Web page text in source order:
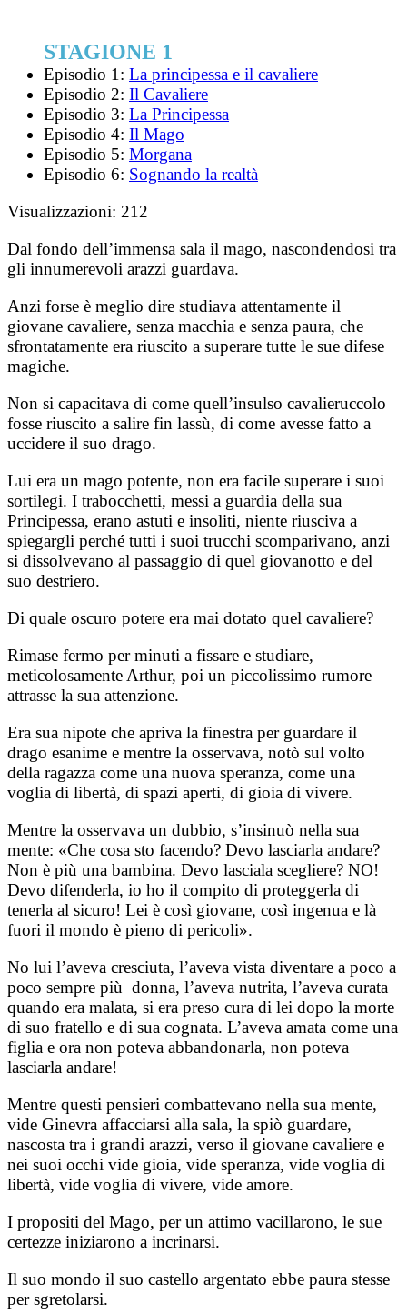
STAGIONE 1
Episodio 1: La principessa e il cavaliere
Episodio 2: Il Cavaliere
Episodio 3: La Principessa
Episodio 4: Il Mago
Episodio 5: Morgana
Episodio 6: Sognando la realtà
Visualizzazioni: 212
Dal fondo dell’immensa sala il mago, nascondendosi tra
gli innumerevoli arazzi guardava.
Anzi forse è meglio dire studiava attentamente il
giovane cavaliere, senza macchia e senza paura, che
sfrontatamente era riuscito a superare tutte le sue difese
magiche.
Non si capacitava di come quell’insulso cavalieruccolo
fosse riuscito a salire fin lassù, di come avesse fatto a
uccidere il suo drago.
Lui era un mago potente, non era facile superare i suoi
sortilegi. I trabocchetti, messi a guardia della sua
Principessa, erano astuti e insoliti, niente riusciva a
spiegargli perché tutti i suoi trucchi scomparivano, anzi
si dissolvevano al passaggio di quel giovanotto e del
suo destriero.
Di quale oscuro potere era mai dotato quel cavaliere?
Rimase fermo per minuti a fissare e studiare,
meticolosamente Arthur, poi un piccolissimo rumore
attrasse la sua attenzione.
Era sua nipote che apriva la finestra per guardare il
drago esanime e mentre la osservava, notò sul volto
della ragazza come una nuova speranza, come una
voglia di libertà, di spazi aperti, di gioia di vivere.
Mentre la osservava un dubbio, s’insinuò nella sua
mente: «Che cosa sto facendo? Devo lasciarla andare?
Non è più una bambina. Devo lasciala scegliere? NO!
Devo difenderla, io ho il compito di proteggerla di
tenerla al sicuro! Lei è così giovane, così ingenua e là
fuori il mondo è pieno di pericoli».
No lui l’aveva cresciuta, l’aveva vista diventare a poco a
poco sempre più donna, l’aveva nutrita, l’aveva curata
quando era malata, si era preso cura di lei dopo la morte
di suo fratello e di sua cognata. L’aveva amata come una
figlia e ora non poteva abbandonarla, non poteva
lasciarla andare!
Mentre questi pensieri combattevano nella sua mente,
vide Ginevra affacciarsi alla sala, la spiò guardare,
nascosta tra i grandi arazzi, verso il giovane cavaliere e
nei suoi occhi vide gioia, vide speranza, vide voglia di
libertà, vide voglia di vivere, vide amore.
I propositi del Mago, per un attimo vacillarono, le sue
certezze iniziarono a incrinarsi.
Il suo mondo il suo castello argentato ebbe paura stesse
per sgretolarsi.